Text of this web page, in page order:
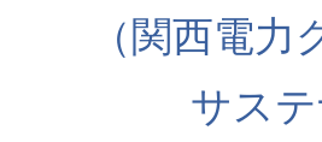
（関西電
サス